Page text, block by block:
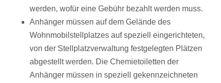
werden, wofür eine Gebühr bezahlt werden muss.
Anhänger müssen auf dem Gelände des
Wohnmobilstellplatzes auf speziell eingerichteten,
von der Stellplatzverwaltung festgelegten Plätzen
abgestellt werden. Die Chemietoiletten der
Anhänger müssen in speziell gekennzeichneten